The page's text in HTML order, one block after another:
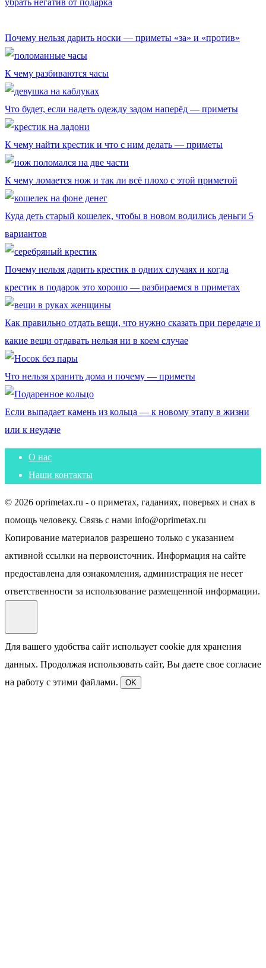
убрать негатив от подарка
Почему нельзя дарить носки — приметы «за» и «против»
К чему разбиваются часы
Что будет, если надеть одежду задом наперёд — приметы
К чему найти крестик и что с ним делать — приметы
К чему ломается нож и так ли всё плохо с этой приметой
Куда деть старый кошелек, чтобы в новом водились деньги 5
вариантов
Почему нельзя дарить крестик в одних случаях и когда
крестик в подарок это хорошо — разбираемся в приметах
Как правильно отдать вещи, что нужно сказать при передаче и
какие вещи отдавать нельзя ни в коем случае
Что нельзя хранить дома и почему — приметы
Если выпадает камень из кольца — к новому этапу в жизни
или к неудаче
О нас
Наши контакты
© 2026 oprimetax.ru - о приметах, гаданиях, поверьях и снах в
помощь человеку. Связь с нами info@oprimetax.ru
Копирование материалов разрешено только с указанием
активной ссылки на первоисточник. Информация на сайте
предоставлена для ознакомления, администрация не несет
ответственности за использование размещенной информации.
Для вашего удобства сайт использует cookie для хранения
данных. Продолжая использовать сайт, Вы даете свое согласие
на работу с этими файлами.
OK